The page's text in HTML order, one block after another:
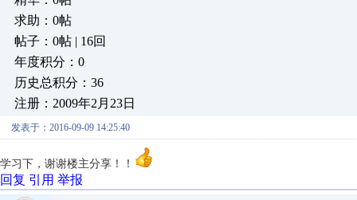
求助：0帖
帖子：0帖 | 16回
年度积分：0
历史总积分：36
注册：2009年2月23日
发表于：2016-09-09 14:25:40
学习下，谢谢楼主分享！！
回复 引用 举报